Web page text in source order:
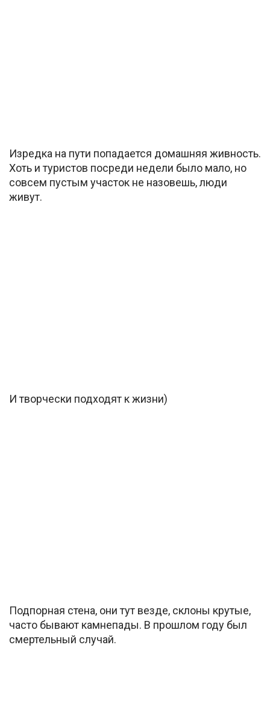
Изредка на пути попадается домашняя живность.
Хоть и туристов посреди недели было мало, но
совсем пустым участок не назовешь, люди
живут.
И творчески подходят к жизни)
Подпорная стена, они тут везде, склоны крутые,
часто бывают камнепады. В прошлом году был
смертельный случай.